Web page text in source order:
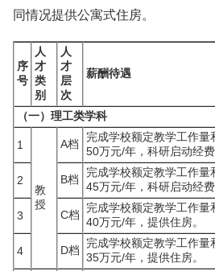
同情况提供公寓式住房。
序
号
人
才
类
别
人
才
层
次
薪酬待遇
（一）理工类学科
1
教
授
A档
完成学校额定教学工作
50万元/年，科研启动经
2 B档
完成学校额定教学工作
45万元/年，科研启动经
3 C档
完成学校额定教学工作
40万元/年，提供住房。
4 D档
完成学校额定教学工作
35万元/年，提供住房。